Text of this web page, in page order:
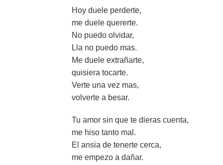
Hoy duele perderte,
me duele quererte.
No puedo olvidar,
Lla no puedo mas.
Me duele extrañarte,
quisiera tocarte.
Verte una vez mas,
volverte a besar.
Tu amor sin que te dieras cuenta,
me hiso tanto mal.
El ansia de tenerte cerca,
me empezo a dañar.